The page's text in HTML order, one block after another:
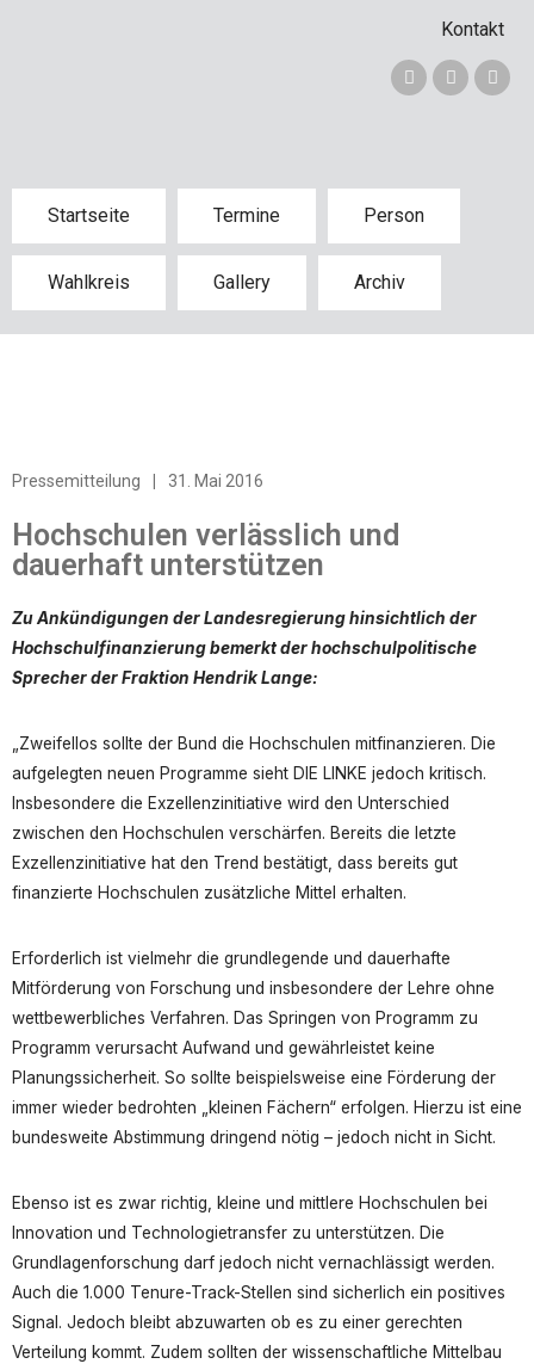
Kontakt
Startseite Termine Person
Wahlkreis Gallery Archiv
Pressemitteilung 31. Mai 2016
Hochschulen verlässlich und
dauerhaft unterstützen
Zu Ankündigungen der Landesregierung hinsichtlich der
Hochschulfinanzierung bemerkt der hochschulpolitische
Sprecher der Fraktion Hendrik Lange:
„Zweifellos sollte der Bund die Hochschulen mitfinanzieren. Die
aufgelegten neuen Programme sieht DIE LINKE jedoch kritisch.
Insbesondere die Exzellenzinitiative wird den Unterschied
zwischen den Hochschulen verschärfen. Bereits die letzte
Exzellenzinitiative hat den Trend bestätigt, dass bereits gut
finanzierte Hochschulen zusätzliche Mittel erhalten.
Erforderlich ist vielmehr die grundlegende und dauerhafte
Mitförderung von Forschung und insbesondere der Lehre ohne
wettbewerbliches Verfahren. Das Springen von Programm zu
Programm verursacht Aufwand und gewährleistet keine
Planungssicherheit. So sollte beispielsweise eine Förderung der
immer wieder bedrohten „kleinen Fächern“ erfolgen. Hierzu ist eine
bundesweite Abstimmung dringend nötig – jedoch nicht in Sicht.
Ebenso ist es zwar richtig, kleine und mittlere Hochschulen bei
Innovation und Technologietransfer zu unterstützen. Die
Grundlagenforschung darf jedoch nicht vernachlässigt werden.
Auch die 1.000 Tenure-Track-Stellen sind sicherlich ein positives
Signal. Jedoch bleibt abzuwarten ob es zu einer gerechten
Verteilung kommt. Zudem sollten der wissenschaftliche Mittelbau